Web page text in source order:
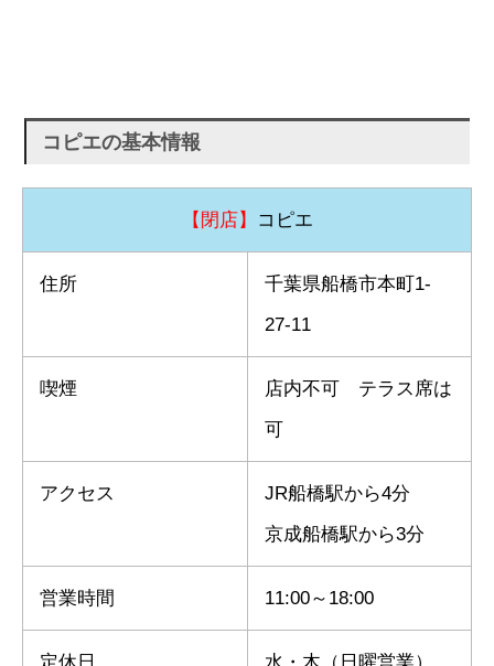
コピエの基本情報
【閉店】 コピエ
住所
千葉県船橋市本町1-
27-11
喫煙
店内不可 テラス席は
可
アクセス
JR船橋駅から4分
京成船橋駅から3分
営業時間 11:00～18:00